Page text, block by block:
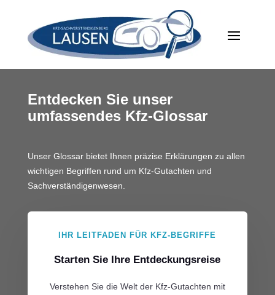
Entdecken Sie unser
umfassendes Kfz-Glossar
Unser Glossar bietet Ihnen präzise Erklärungen zu allen
wichtigen Begriffen rund um Kfz-Gutachten und
Sachverständigenwesen.
IHR LEITFADEN FÜR KFZ-BEGRIFFE
Starten Sie Ihre Entdeckungsreise
Verstehen Sie die Welt der Kfz-Gutachten mit